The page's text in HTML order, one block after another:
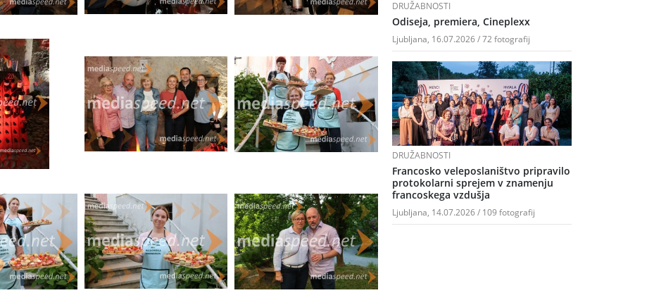
DRUŽABNOSTI
Odiseja, premiera, Cineplexx
Ljubljana, 16.07.2026 / 72 fotografij
DRUŽABNOSTI
Francosko veleposlaništvo pripravilo
protokolarni sprejem v znamenju
francoskega vzdušja
Ljubljana, 14.07.2026 / 109 fotografij